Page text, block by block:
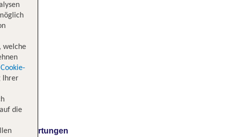
Bewertungen
welche
Cookie-
Ihrer
die